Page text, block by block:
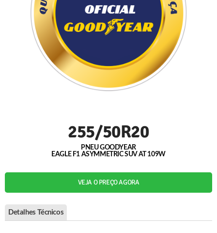
255/50R20
PNEU GOODYEAR
EAGLE F1 ASYMMETRIC SUV AT 109W
VEJA O PREÇO AGORA
Detalhes Técnicos